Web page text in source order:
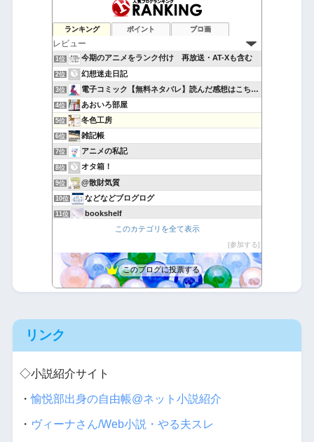
ランキング ポイント ブロ画
1位 今期のアニメをランク付け 再放送・AT-Xも含む
2位 幻想迷走日記
3位 電子コミック【無料ネタバレ】読んだ感想はこちら！
4位 あおいろ部屋
5位 冬色工房
6位 雑記帳
7位 アニメの私記
8位 オタ箱！
9位 @散財気質
10位 などなどブログログ
11位 bookshelf
漫ぶろ〜ぐ
14位 アニメBGMを一般店で使ったらコレだよ。
15位 お爺さんとアニメと声優と
このカテゴリを全て表示
参加する
このブログに投票する
リンク
◇小説紹介サイト
・愉悦部出身の自由帳@ネット小説紹介
・ ヴィーナさん/Web小説・やる夫スレ